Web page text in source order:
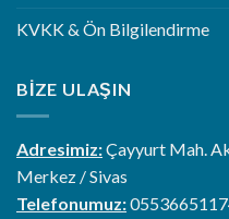
KVKK & Ön Bilgilendirme
BIZE ULAŞIN
Adresimiz:Çayyurt Mah.
Merkez / Sivas
Telefonumuz: